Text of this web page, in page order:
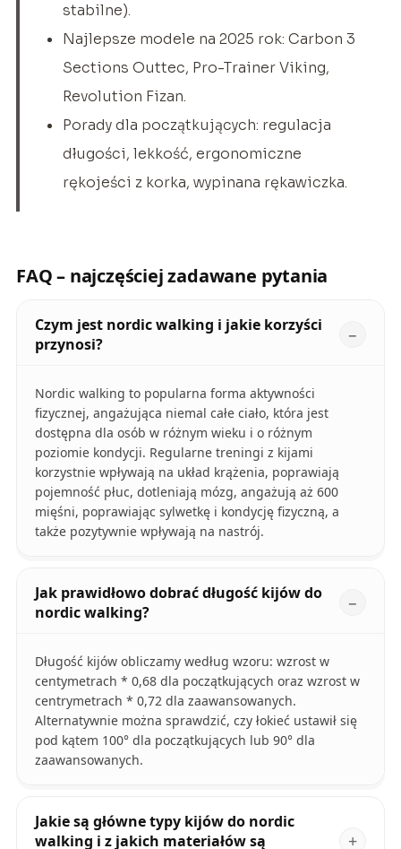
stabilne).
Najlepsze modele na 2025 rok: Carbon 3
Sections Outtec, Pro-Trainer Viking,
Revolution Fizan.
Porady dla początkujących: regulacja
długości, lekkość, ergonomiczne
rękojeści z korka, wypinana rękawiczka.
FAQ – najczęściej zadawane pytania
Czym jest nordic walking i jakie korzyści
przynosi?
Nordic walking to popularna forma aktywności
fizycznej, angażująca niemal całe ciało, która jest
dostępna dla osób w różnym wieku i o różnym
poziomie kondycji. Regularne treningi z kijami
korzystnie wpływają na układ krążenia, poprawiają
pojemność płuc, dotleniają mózg, angażują aż 600
mięśni, poprawiając sylwetkę i kondycję fizyczną, a
także pozytywnie wpływają na nastrój.
Jak prawidłowo dobrać długość kijów do
nordic walking?
Długość kijów obliczamy według wzoru: wzrost w
centymetrach * 0,68 dla początkujących oraz wzrost w
centrymetrach * 0,72 dla zaawansowanych.
Alternatywnie można sprawdzić, czy łokieć ustawił się
pod kątem 100° dla początkujących lub 90° dla
zaawansowanych.
Jakie są główne typy kijów do nordic
walking i z jakich materiałów są